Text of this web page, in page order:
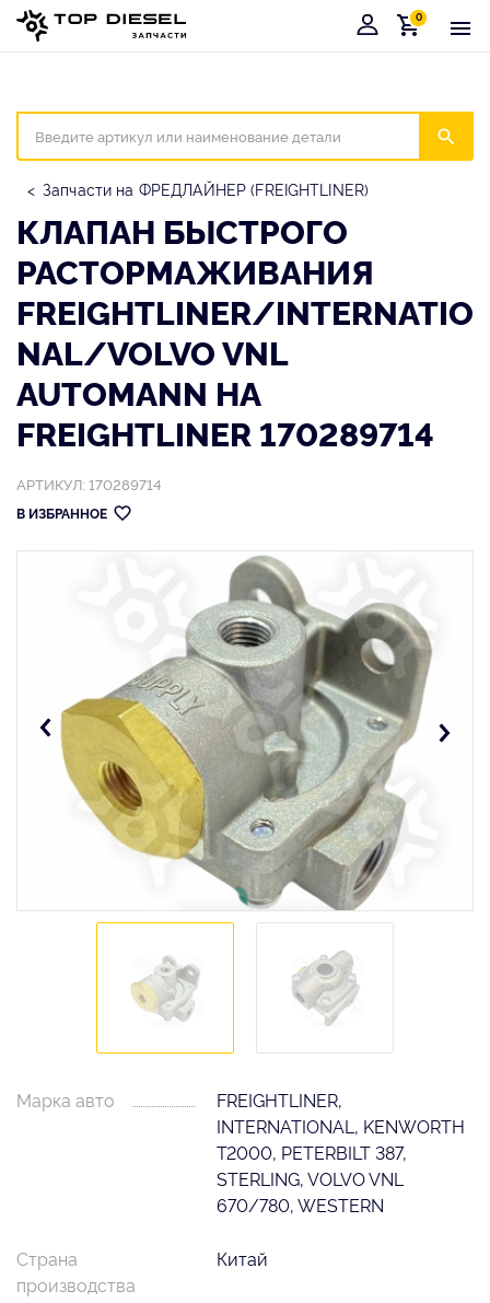
Корзина
0
Запчасти на ФРЕДЛАЙНЕР (FREIGHTLINER)
КЛАПАН БЫСТРОГО
РАСТОРМАЖИВАНИЯ
FREIGHTLINER/INTERNATIO
NAL/VOLVO VNL
AUTOMANN НА
FREIGHTLINER 170289714
АРТИКУЛ: 170289714
В ИЗБРАННОЕ
Марка авто
FREIGHTLINER,
INTERNATIONAL, KENWORTH
T2000, PETERBILT 387,
STERLING, VOLVO VNL
670/780, WESTERN
Страна
производства
Китай